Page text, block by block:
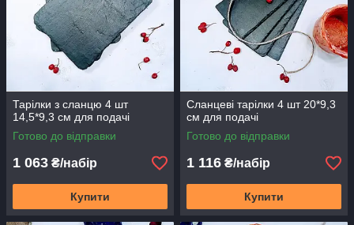
Тарілки з сланцю 4 шт
14,5*9,3 см для подачі
Готово до відправки
1 063 ₴/набір
Купити
Сланцеві тарілки 4 шт 20*9,3
см для подачі
Готово до відправки
1 116 ₴/набір
Купити